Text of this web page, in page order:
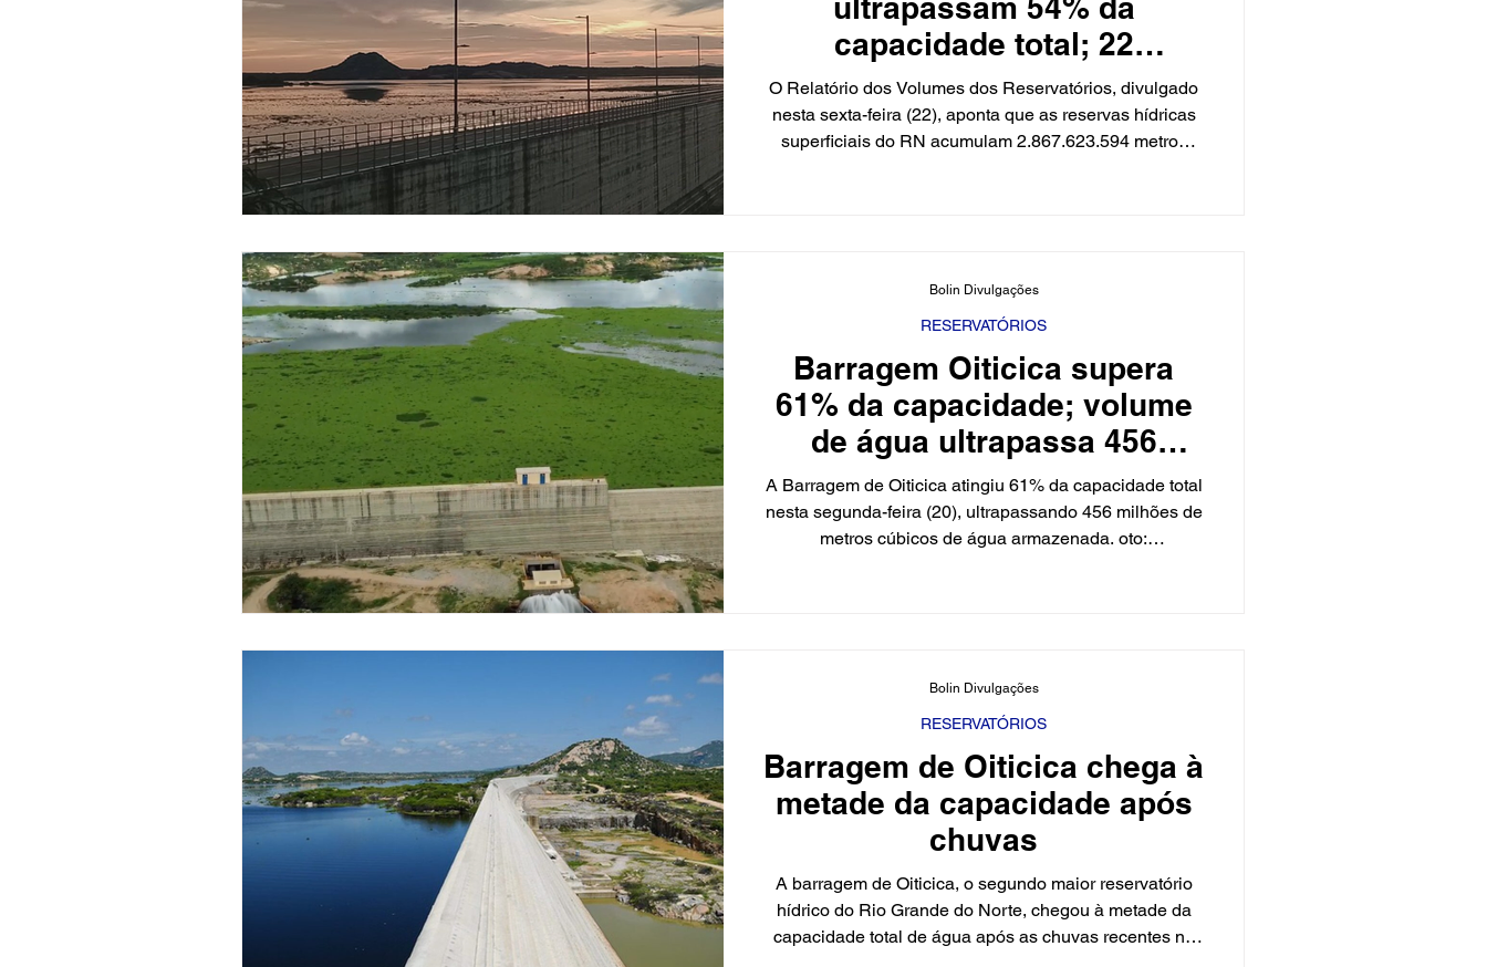
capacidade total; 22
reservatórios monitorados
estão sangrando
O Relatório dos Volumes dos Reservatórios, divulgado
nesta sexta-feira (22), aponta que as reservas hídricas
superficiais do RN acumulam 2.867.623.594 metros
capacidade e vertendo (sangrando). Outros 11
reservatórios apresentam volumes entre
Barragem Oiticica supera
61% da capacidade; volume
de água ultrapassa 456
milhões de m³
A Barragem de Oiticica atingiu 61% da capacidade total
nesta segunda-feira (20), ultrapassando 456 milhões de
metros cúbicos de água armazenada. oto:
para 371,7 milhões (50,06%), depois 430,7 milhões
(56,6%) e agora alca
RESERVATÓRIOS
Bolin Divulgações
Barragem de Oiticica chega à
metade da capacidade após
chuvas
A barragem de Oiticica, o segundo maior reservatório
hídrico do Rio Grande do Norte, chegou à metade da
capacidade total de água após as chuvas recentes no
RESERVATÓRIOS
Bolin Divulgações